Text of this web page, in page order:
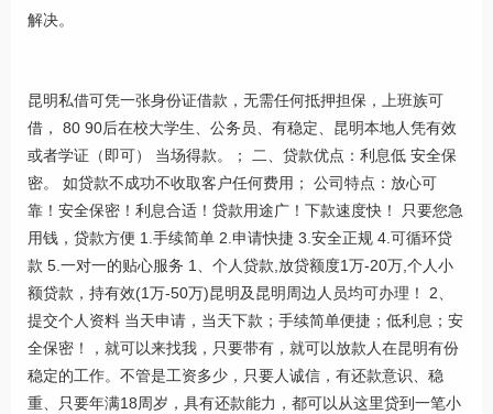
解决。
昆明私借可凭一张身份证借款，无需任何抵押担保，上班族可
借， 80 90后在校大学生、公务员、有稳定、昆明本地人凭有效
或者学证（即可） 当场得款。； 二、贷款优点：利息低 安全保
密。 如贷款不成功不收取客户任何费用； 公司特点：放心可
靠！安全保密！利息合适！贷款用途广！下款速度快！ 只要您急
用钱，贷款方便 1.手续简单 2.申请快捷 3.安全正规 4.可循环贷
款 5.一对一的贴心服务 1、个人贷款,放贷额度1万-20万,个人小
额贷款，持有效(1万-50万)昆明及昆明周边人员均可办理！ 2、
提交个人资料 当天申请，当天下款；手续简单便捷；低利息；安
全保密！，就可以来找我，只要带有，就可以放款人在昆明有份
稳定的工作。不管是工资多少，只要人诚信，有还款意识、稳
重、只要年满18周岁，具有还款能力，都可以从这里贷到一笔小